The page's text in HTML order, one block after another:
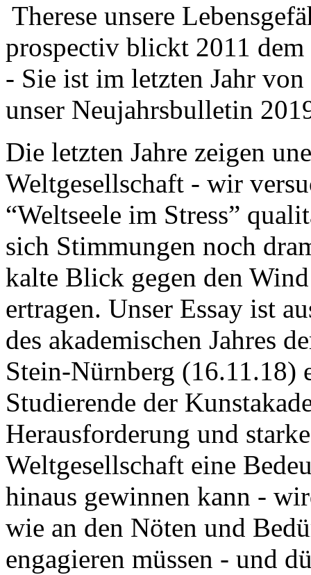
Therese unsere
prospectiv blickt 2011
- Sie ist im letzten Jahr
unser Neujahrsbulletin
Die letzten Jahre zeigen
Weltgesellschaft - wir
“Weltseele im Stress”
sich Stimmungen noch
kalte Blick gegen den
ertragen. Unser Essay ist
des akademischen Jahres
Stein-Nürnberg (16.11.18)
Studierende der
Herausforderung und
Weltgesellschaft eine
hinaus gewinnen kann -
wie an den Nöten und
engagieren müssen - und